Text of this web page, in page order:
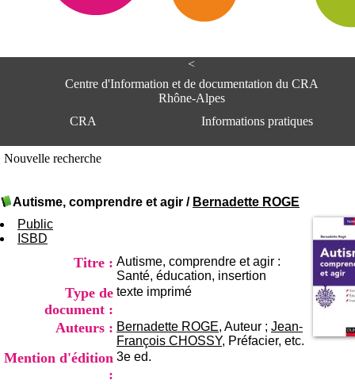
<
Centre d'Information et de documentation du CRA
Rhône-Alpes
CRA
Informations pratiques
Centre Hospitalier le Vinatier
bât 211
69678 Bron Cedex
Lundi au Vendredi
9h00-12h00 13h30-16h00
+33(0)4 37 91 54 65
Fax: +33(0)4 37 91 54 37
Mail
Nouvelle recherche
Autisme, comprendre et agir / Bernadette ROGE
Public
ISBD
Titre : Autisme, comprendre et agir :
Santé, éducation, insertion
Type de
document :
texte imprimé
Auteurs : Bernadette ROGE, Auteur ; Jean-
François CHOSSY, Préfacier, etc.
Mention d'édition
:
3e ed.
e
f
a
t
i
n
e
t
d